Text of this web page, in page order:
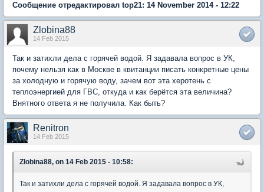
Сообщение отредактировал top21: 14 November 2014 - 12:22
Zlobina88
14 Feb 2015
Так и затихли дела с горячей водой. Я задавала вопрос в УК,
почему нельзя как в Москве в квитанции писать конкретные цены
за холодную и горячую воду, зачем вот эта херотень с
теплоэнергией для ГВС, откуда и как берётся эта величина?
Внятного ответа я не получила. Как быть?
Renitron
14 Feb 2015
Zlobina88, on 14 Feb 2015 - 10:58:
Так и затихли дела с горячей водой. Я задавала вопрос в УК,